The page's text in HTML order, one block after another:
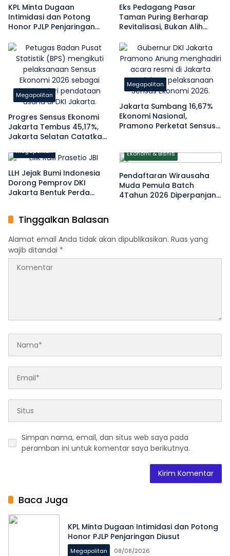
KPL Minta Dugaan
Intimidasi dan Potong
Honor PJLP Penjaringan
Eks Pedagang Pasar
Taman Puring Berharap
Revitalisasi, Bukan Alih
Megapolitan
Progres Sensus Ekonomi
Jakarta Tembus 45,17%,
Jakarta Selatan Catatkan
Megapolitan
Jakarta Sumbang 16,67%
Ekonomi Nasional,
Pramono Perketat Sensus
Megapolitan
LLH Jejak Bumi Indonesia
Dorong Pemprov DKI
Jakarta Bentuk Perda
Ekonomi & Bisnis
Pendaftaran Wirausaha
Muda Pemula Batch
4Tahun 2026 Diperpanjang
Tinggalkan Balasan
Alamat email Anda tidak akan dipublikasikan. Ruas yang
wajib ditandai *
Simpan nama, email, dan situs web saya pada
peramban ini untuk komentar saya berikutnya.
Baca Juga
KPL Minta Dugaan Intimidasi dan Potong
Honor PJLP Penjaringan Diusut
Megapolitan 08/08/2026